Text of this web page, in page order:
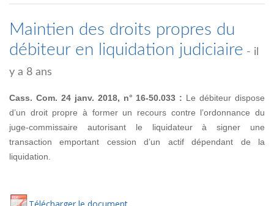
Maintien des droits propres du
débiteur en liquidation judiciaire - il
y a 8 ans
Cass. Com. 24 janv. 2018, n° 16-50.033 : Le débiteur dispose
d’un droit propre à former un recours contre l’ordonnance du
juge-commissaire autorisant le liquidateur à signer une
transaction emportant cession d’un actif dépendant de la
liquidation.